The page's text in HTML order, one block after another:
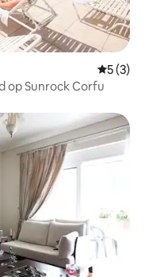
5 (3)
op Sunrock Corfu